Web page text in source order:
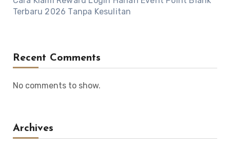
Terbaru 2026 Tanpa Kesulitan
Recent Comments
No comments to show.
Archives